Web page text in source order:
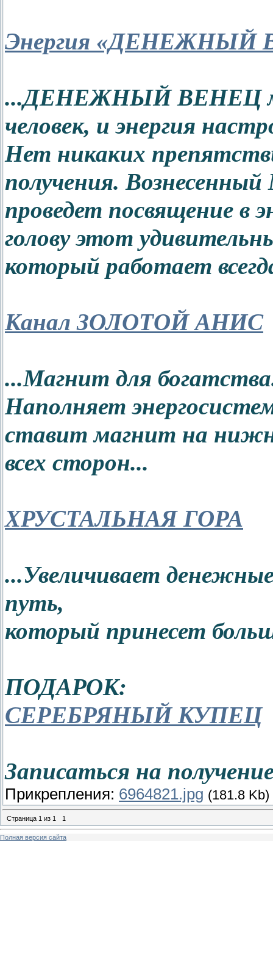
Энергия «ДЕНЕЖНЫЙ
...ДЕНЕЖНЫЙ ВЕНЕЦ
человек, и энергия
Нет никаких
получения.
проведет посвящение в
голову этот
который работает
Канал ЗОЛОТОЙ АНИС
...Магнит для
Наполняет
ставит магнит на
всех сторон...
ХРУСТАЛЬНАЯ ГОРА
...Увеличивает
путь,
который принесет
ПОДАРОК:
СЕРЕБРЯНЫЙ КУПЕЦ
Записаться на
Прикрепления: 6964821.jpg (181.8 Kb)
Страница 1 из 1 1
Полная версия сайта